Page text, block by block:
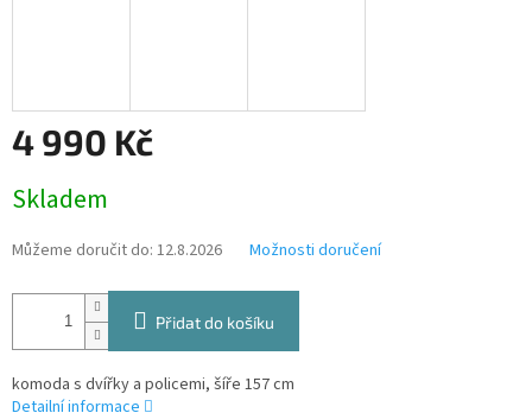
4 990 Kč
cena:
Skladem
Můžeme doručit do: 12.8.2026 Možnosti doručení
Přidat do košíku
komoda s dvířky a policemi, šíře 157 cm
Detailní informace